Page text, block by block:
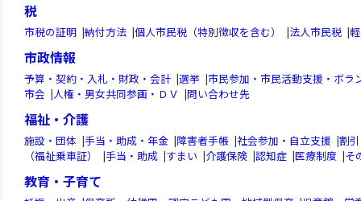
税
市税の証明 |納付方法 |個人市民税（特別徴収を含む） |法人市民税 |
市政情報
予算・契約・入札・財政・会計 |選挙 |市民参加・市民活動支援・ボラ
市会 |人権・男女共同参画・ＤＶ |問い合わせ先
福祉・介護
施設・団体 |手当・助成・年金 |障害者手帳 |社会参加・自立支援 |割
（福祉乗車証）
|手当・助成 |すまい |介護保険 |認知症 |医療制度 |そ
教育・子育て